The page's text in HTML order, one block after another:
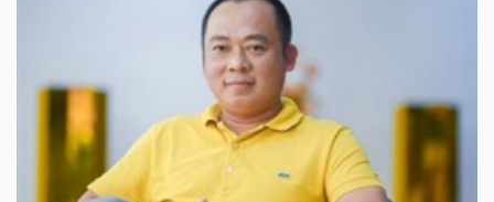
TRUYỀN
THÔNG